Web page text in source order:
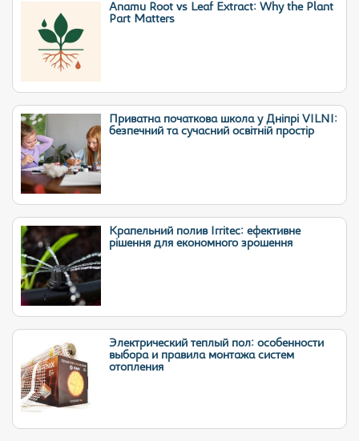
Anamu Root vs Leaf Extract: Why the Plant
Part Matters
Приватна початкова школа у Дніпрі VILNI:
безпечний та сучасний освітній простір
Крапельний полив Irritec: ефективне
рішення для економного зрошення
Электрический теплый пол: особенности
выбора и правила монтажа систем
отопления